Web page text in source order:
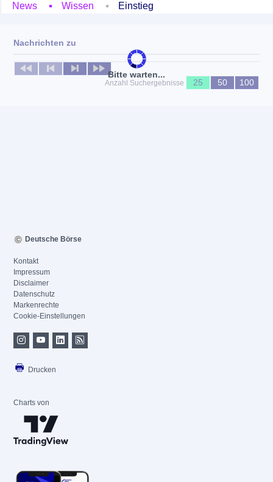
News
Wissen Einstieg
Bitte warten...
Nachrichten zu
Keine News verfügbar
Anzahl Suchergebnisse
25 50 100
Deutsche Börse
Kontakt
Impressum
Disclaimer
Datenschutz
Markenrechte
Cookie-Einstellungen
Drucken
Charts von